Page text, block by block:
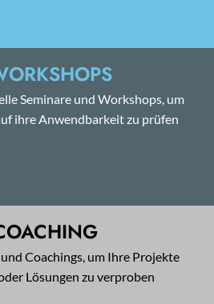
Seminare und Workshops, um
ihre Anwendbarkeit zu prüfen
Coachings, um Ihre Projekte
Lösungen zu verproben